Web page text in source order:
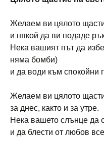
Желаем ви цялото
и някой да ви подаде
Нека вашият път да
няма бомби)
и да води към спокойни
Желаем ви цялото
за днес, както и за утре.
Нека вашето слънце да
и да блести от любов